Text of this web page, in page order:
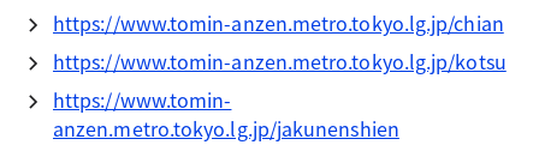
https://www.tomin-anzen.metro.tokyo.lg.jp/chian
https://www.tomin-anzen.metro.tokyo.lg.jp/kotsu
https://www.tomin-
anzen.metro.tokyo.lg.jp/jakunenshien